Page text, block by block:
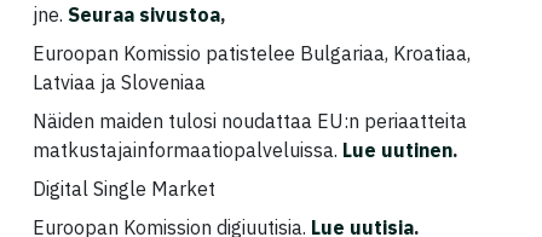
jne. Seuraa sivustoa,
Euroopan Komissio patistelee Bulgariaa, Kroatiaa,
Latviaa ja Sloveniaa
Näiden maiden tulosi noudattaa EU:n periaatteita
matkustajainformaatiopalveluissa. Lue uutinen.
Digital Single Market
Euroopan Komission digiuutisia. Lue uutisia.